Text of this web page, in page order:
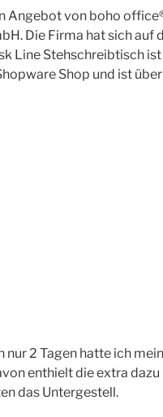
Angebot von boho
Die Firma hat sich auf
Line Stehschreibtisch ist
Shop und ist
nur 2 Tagen hatte ich
enthielt die extra
das Untergestell.